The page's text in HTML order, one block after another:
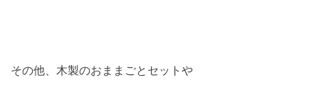
その他、木製のおままごとセットや